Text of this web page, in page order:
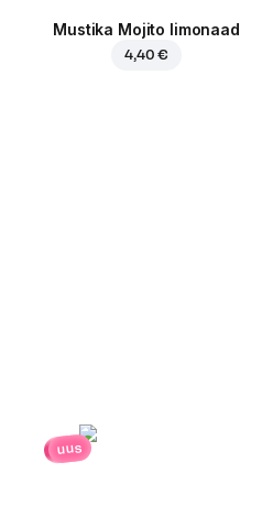
Mustika Mojito limonaad
4,40 €
uus